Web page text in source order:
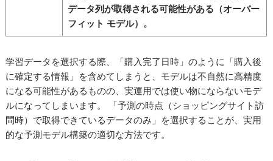
データ列が取得される可能性がある（オーバー
フィット モデル）。
学習データを選択する際、「購入完了日時」のように「購入後
に確定する情報」を含めてしまうと、モデルは不自然に高精度
になる可能性があるものの、実運用では使い物にならないモデ
ルになってしまいます。 「予測の時点（ショッピングサイト訪
問時）で取得できているデータのみ」を選択することが、実用
的な予測モデル構築の適切な方法です。